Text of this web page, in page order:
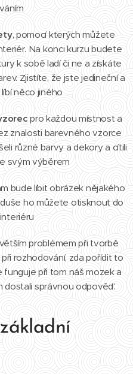
, pomocí kterých můžete
Na konci kurzu budete
k sobě ladí či ne a získáte
Zjistíte, že jste jedineční a
něco jiného
pro každou místnost a
znalosti barevného vzorce
různé barvy a dekory a cítili
svým výběrem
bude líbit obrázek nějakého
ho můžete otisknout do
problémem při tvorbě
rozhodování, zda pořídit to
funguje při tom náš mozek a
dostali správnou odpověď.